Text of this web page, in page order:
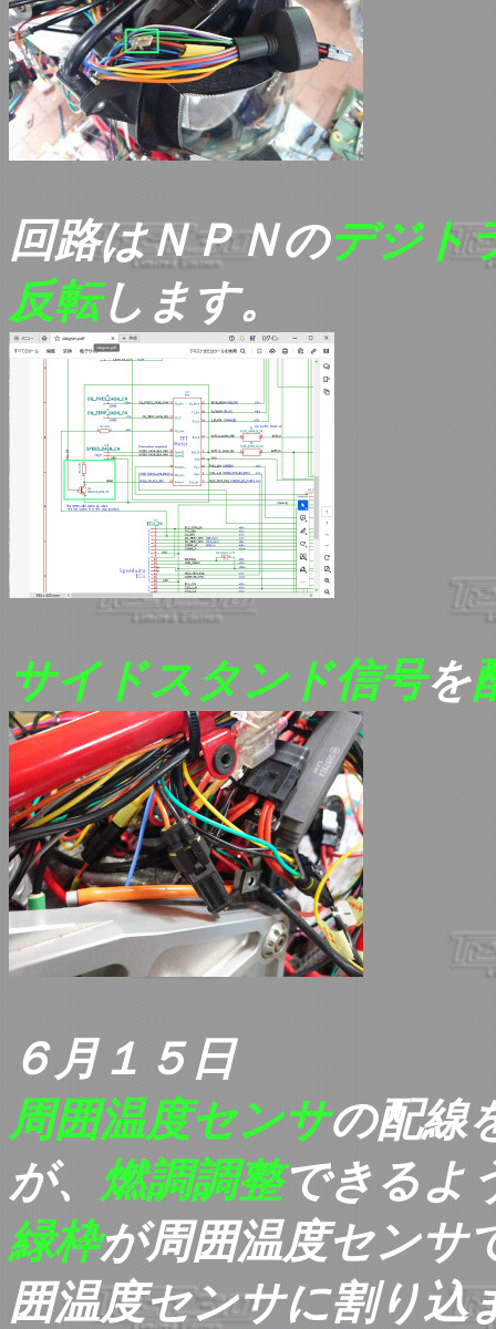
回路はＮＰＮのデジト
反転します。
サイドスタンド信号を
６月１５日
周囲温度センサの配線
が、 燃調調整できるよ
緑枠が周囲温度センサ
囲温度センサに割り込